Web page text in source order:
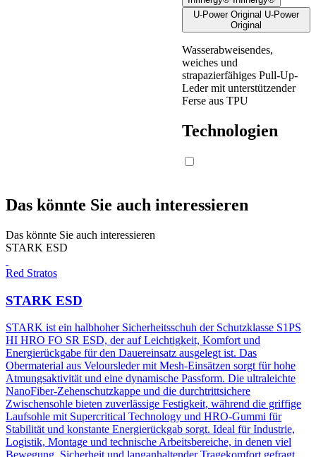
U-Power Original U-Power
Original
Wasserabweisendes,
weiches und
strapazierfähiges Pull-Up-
Leder mit unterstützender
Ferse aus TPU
Technologien
Das könnte Sie auch interessieren
Das könnte Sie auch interessieren
STARK ESD
Red Stratos
STARK ESD
STARK ist ein halbhoher Sicherheitsschuh der Schutzklasse S1PS
HI HRO FO SR ESD, der auf Leichtigkeit, Komfort und
Energierückgabe für den Dauereinsatz ausgelegt ist. Das
Obermaterial aus Veloursleder mit Mesh-Einsätzen sorgt für hohe
Atmungsaktivität und eine dynamische Passform. Die ultraleichte
NanoFiber-Zehenschutzkappe und die durchtrittsichere
Zwischensohle bieten zuverlässige Festigkeit, während die griffige
Laufsohle mit Supercritical Technology und HRO-Gummi für
Stabilität und konstante Energierückgab sorgt. Ideal für Industrie,
Logistik, Montage und technische Arbeitsbereiche, in denen viel